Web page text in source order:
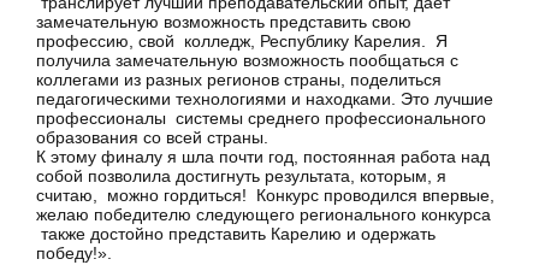
замечательную возможность представить свою
профессию, свой колледж, Республику Карелия. Я
получила замечательную возможность пообщаться с
коллегами из разных регионов страны, поделиться
педагогическими технологиями и находками. Это лучшие
профессионалы системы среднего профессионального
образования со всей страны.
К этому финалу я шла почти год, постоянная работа над
собой позволила достигнуть результата, которым, я
считаю, можно гордиться! Конкурс проводился впервые,
желаю победителю следующего регионального конкурса
также достойно представить Карелию и одержать
победу!».